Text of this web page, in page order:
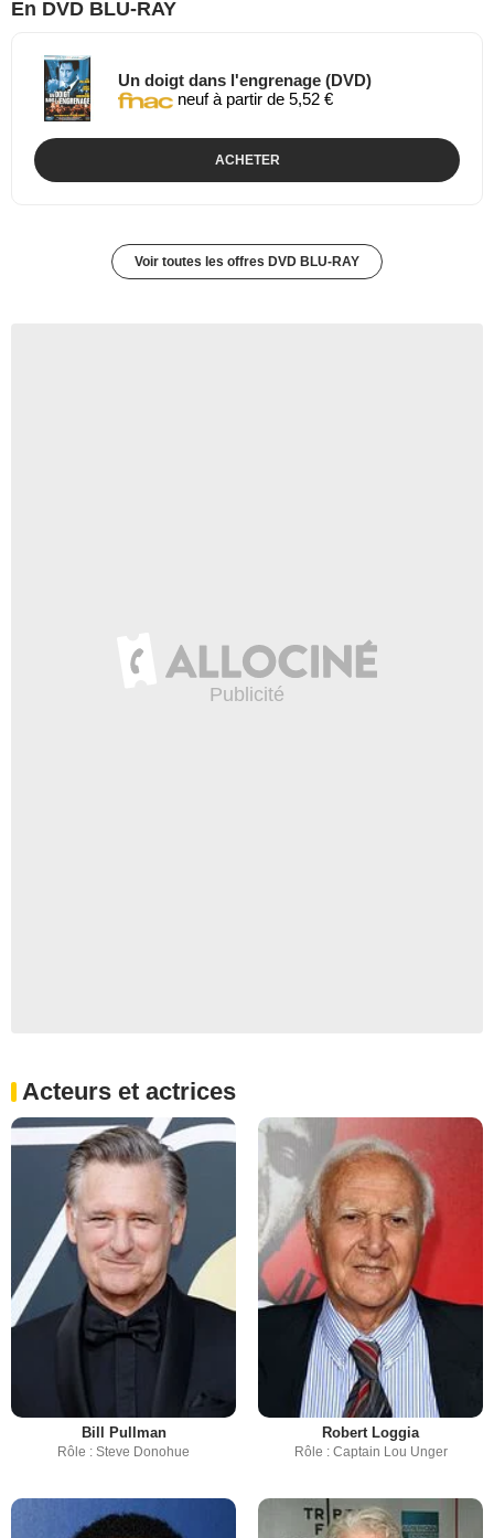
En DVD BLU-RAY
Un doigt dans l'engrenage (DVD)
neuf à partir de 5,52 €
ACHETER
Voir toutes les offres DVD BLU-RAY
Acteurs et actrices
Bill Pullman
Rôle : Steve Donohue
Robert Loggia
Rôle : Captain Lou Unger